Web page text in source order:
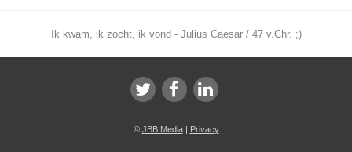
Ik kwam, ik zocht, ik vond - Julius Caesar / 47 v.Chr. ;)
© JBB Media| Privacy